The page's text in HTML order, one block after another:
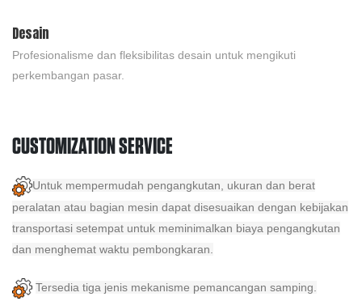
Desain
Profesionalisme dan fleksibilitas desain untuk mengikuti
perkembangan pasar.
CUSTOMIZATION SERVICE
Untuk mempermudah pengangkutan, ukuran dan berat
peralatan atau bagian mesin dapat disesuaikan dengan kebijakan
transportasi setempat untuk meminimalkan biaya pengangkutan
dan menghemat waktu pembongkaran.
Tersedia tiga jenis mekanisme pemancangan samping.